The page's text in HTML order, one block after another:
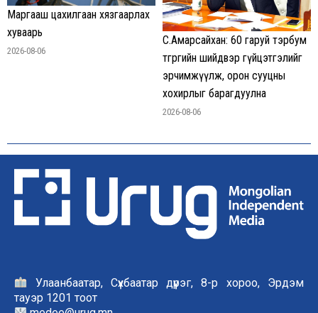
Маргааш цахилгаан хязгаарлах
хуваарь
2026-08-06
С.Амарсайхан: 60 гаруй тэрбум
төгрөгийн шийдвэр гүйцэтгэлийг
эрчимжүүлж, орон сууцны
хохирлыг барагдуулна
2026-08-06
Улаанбаатар, Сүхбаатар дүүрэг, 8-р хороо, Эрдэм
тауэр 1201 тоот